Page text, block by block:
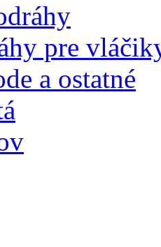
pre
a ostatné